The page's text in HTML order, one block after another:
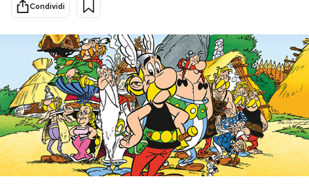
Cultura
Economia
Sport
Altrecose
Mondiali calcio 2026
PODCAST
NEWSLETTER
Condividi